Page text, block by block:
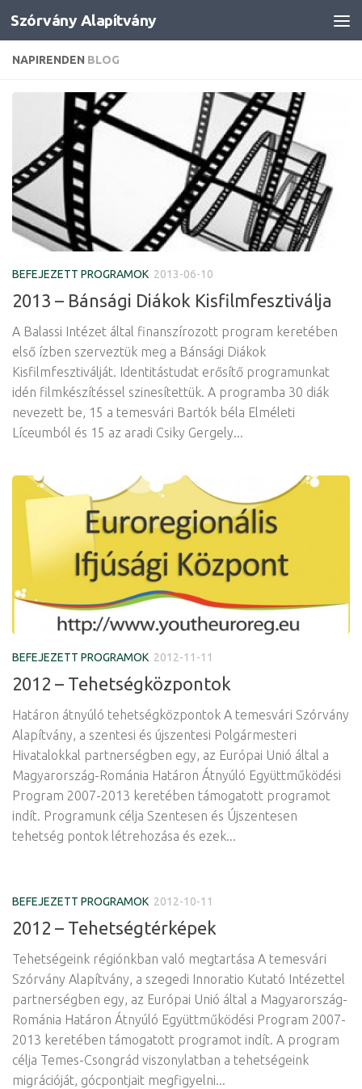
Skip to content
Szórvány Alapítvány
NAPIRENDEN BLOG
BEFEJEZETT PROGRAMOK 2013-06-10
2013 – Bánsági Diákok Kisfilmfesztiválja
A Balassi Intézet által finanszírozott program keretében
első ízben szerveztük meg a Bánsági Diákok
Kisfilmfesztiválját. Identitástudat erősítő programunkat
idén filmkészítéssel szinesítettük. A programba 30 diák
nevezett be, 15 a temesvári Bartók béla Elméleti
Líceumból és 15 az aradi Csiky Gergely...
BEFEJEZETT PROGRAMOK 2012-11-11
2012 – Tehetségközpontok
Határon átnyúló tehetségközpontok A temesvári Szórvány
Alapítvány, a szentesi és újszentesi Polgármesteri
Hivatalokkal partnerségben egy, az Európai Unió által a
Magyarország-Románia Határon Átnyúló Együttműködési
Program 2007-2013 keretében támogatott programot
indít. Programunk célja Szentesen és Újszentesen
tehetség pontok létrehozása és ezek...
BEFEJEZETT PROGRAMOK 2012-10-11
2012 – Tehetségtérképek
Tehetségeink régiónkban való megtartása A temesvári
Szórvány Alapítvány, a szegedi Innoratio Kutató Intézettel
partnerségben egy, az Európai Unió által a Magyarország-
Románia Határon Átnyúló Együttműködési Program 2007-
2013 keretében támogatott programot indít. A program
célja Temes-Csongrád viszonylatban a tehetségeink
migrációját, gócpontjait megfigyelni...